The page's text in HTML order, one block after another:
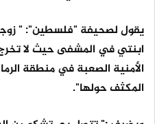
يقول لصحيفة "فلسطين": "
ابنتي في المشفى حيث لا
الأمنية الصعبة في منطقة
المكثف حولها".